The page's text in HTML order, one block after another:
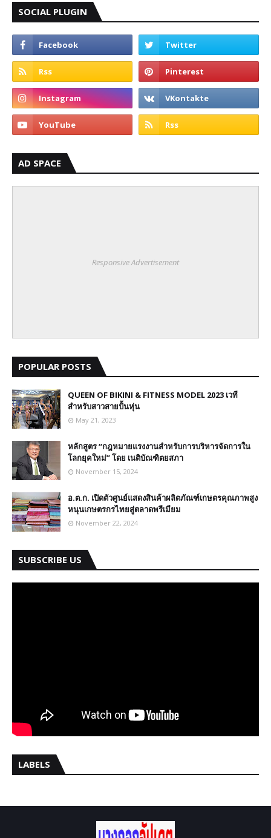
SOCIAL PLUGIN
AD SPACE
Responsive Advertisement
POPULAR POSTS
QUEEN OF BIKINI & FITNESS MODEL 2023 เวที
สำหรับสาวสายปั้นหุ่น
May 21, 2023
หลักสูตร “กฎหมายแรงงานสำหรับการบริหารจัดการใน
โลกยุคใหม่” โดย เนติบัณฑิตยสภา
November 15, 2024
อ.ต.ก. เปิดตัวศูนย์แสดงสินค้าผลิตภัณฑ์เกษตรคุณภาพสูง
หนุนเกษตรกรไทยสู่ตลาดพรีเมียม
November 22, 2024
SUBSCRIBE US
LABELS